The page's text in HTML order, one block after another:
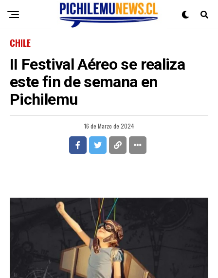
CHILE
II Festival Aéreo se realiza
este fin de semana en
Pichilemu
16 de Marzo de 2024